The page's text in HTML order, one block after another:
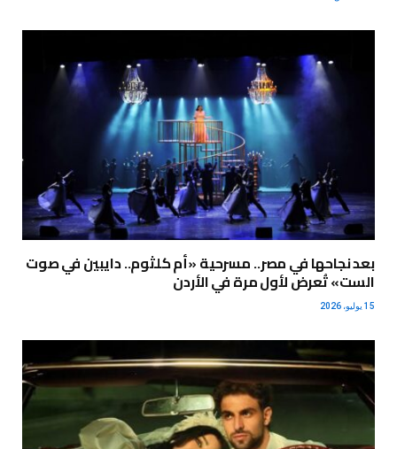
بعد نجاحها في مصر.. مسرحية «أم كلثوم.. دايبين في صوت
الست» تُعرض لأول مرة في الأردن
15 يوليو، 2026